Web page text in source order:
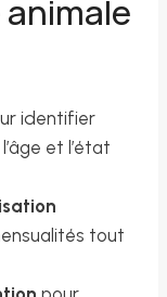
identifier
et l’état
tout